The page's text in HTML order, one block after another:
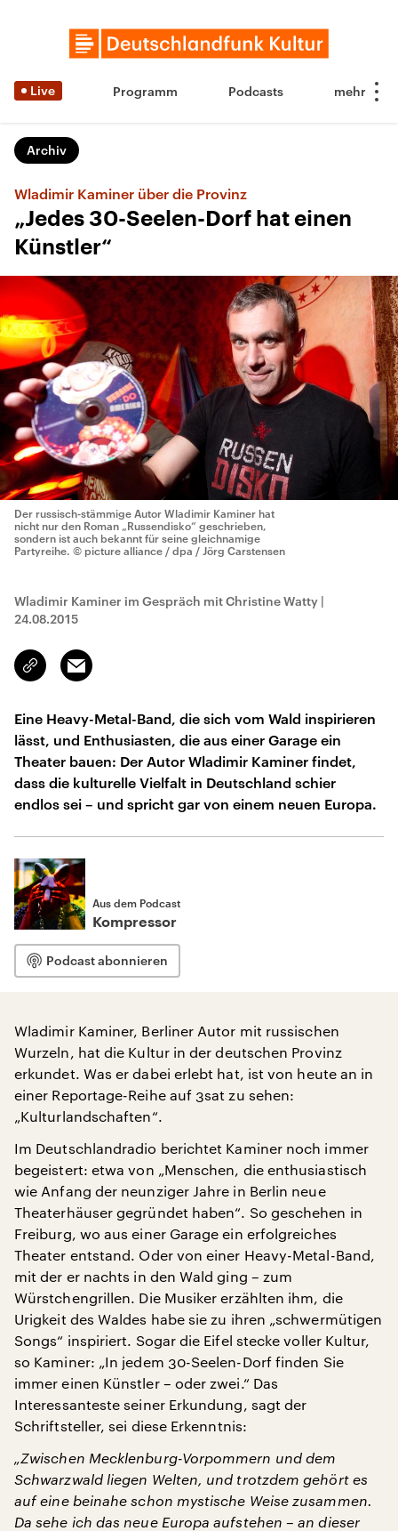
Live Programm Podcasts
Archiv
Wladimir Kaminer über die Provinz
„Jedes 30-Seelen-Dorf hat einen
Künstler“
Der russisch-stämmige Autor Wladimir Kaminer hat
nicht nur den Roman „Russendisko“ geschrieben,
sondern ist auch bekannt für seine gleichnamige
Partyreihe. © picture alliance / dpa / Jörg Carstensen
Wladimir Kaminer im Gespräch mit Christine Watty |
24.08.2015
Link
kopieren/teilen
Email
Eine Heavy-Metal-Band, die sich vom Wald inspirieren
lässt, und Enthusiasten, die aus einer Garage ein
Theater bauen: Der Autor Wladimir Kaminer findet,
dass die kulturelle Vielfalt in Deutschland schier
endlos sei – und spricht gar von einem neuen Europa.
Aus dem Podcast
Kompressor
Podcast abonnieren
Wladimir Kaminer, Berliner Autor mit russischen
Wurzeln, hat die Kultur in der deutschen Provinz
erkundet. Was er dabei erlebt hat, ist von heute an in
einer Reportage-Reihe auf 3sat zu sehen:
„Kulturlandschaften“.
Im Deutschlandradio berichtet Kaminer noch immer
begeistert: etwa von „Menschen, die enthusiastisch
wie Anfang der neunziger Jahre in Berlin neue
Theaterhäuser gegründet haben“. So geschehen in
Freiburg, wo aus einer Garage ein erfolgreiches
Theater entstand. Oder von einer Heavy-Metal-Band,
mit der er nachts in den Wald ging – zum
Würstchengrillen. Die Musiker erzählten ihm, die
Urigkeit des Waldes habe sie zu ihren „schwermütigen
Songs“ inspiriert. Sogar die Eifel stecke voller Kultur,
so Kaminer: „In jedem 30-Seelen-Dorf finden Sie
immer einen Künstler – oder zwei.“ Das
Interessanteste seiner Erkundung, sagt der
Schriftsteller, sei diese Erkenntnis:
„Zwischen Mecklenburg-Vorpommern und dem
Schwarzwald liegen Welten, und trotzdem gehört es
auf eine beinahe schon mystische Weise zusammen.
Da sehe ich das neue Europa aufstehen – an dieser